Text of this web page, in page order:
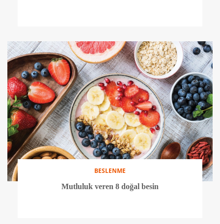
BESLENME
Mutluluk veren 8 doğal besin